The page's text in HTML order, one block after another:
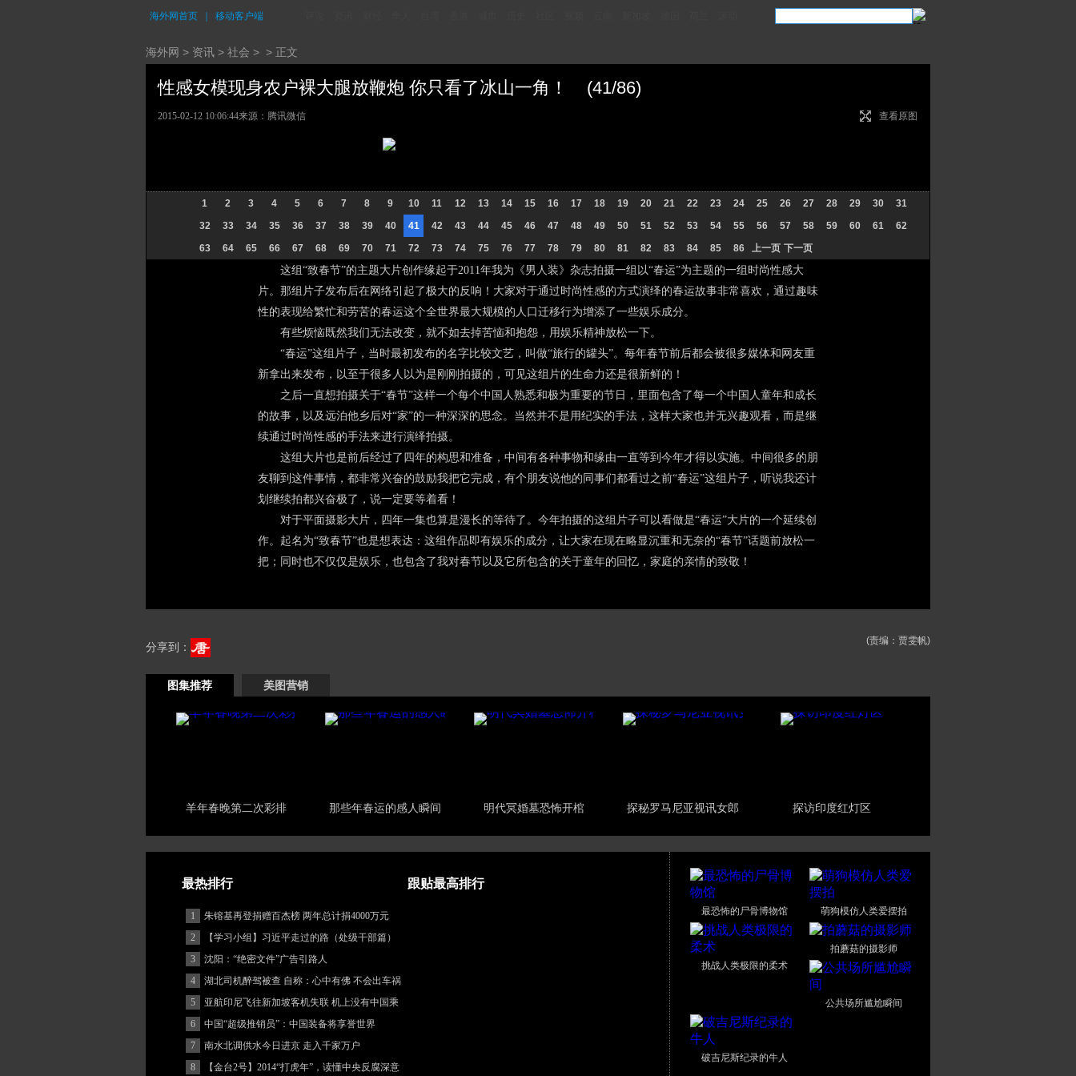
海外网首页 移动客户端
海外网 > 资讯 > 社会 > > 正文
性感女模现身农户裸大腿放鞭炮 你只看了冰山一角！ (41/86)
查看原图
2015-02-12 10:06:44来源：腾讯微信
1 2 3 4 5 6 7 8 9 10 11 12 13 14 15 16 17 18 19 20 21 22 23 24 25 26 27 28 29 30
31
32
33 34 35 36 37 38 39 40 41 42 43 44 45 46 47 48 49 50 51 52 53 54 55 56 57 58 59 60 61
62
63
64 65 66 67 68 69 70 71 72 73 74 75 76 77 78 79 80 81 82 83 84 85 86 上一页 下一页
这组“致春节”的主题大片创作缘起于2011年我为《男人装》杂志拍摄一组以“春运”为主题的一组时尚性感大
片。那组片子发布后在网络引起了极大的反响！大家对于通过时尚性感的方式演绎的春运故事非常喜欢，通过趣味
性的表现给繁忙和劳苦的春运这个全世界最大规模的人口迁移行为增添了一些娱乐成分。
有些烦恼既然我们无法改变，就不如去掉苦恼和抱怨，用娱乐精神放松一下。
“春运”这组片子，当时最初发布的名字比较文艺，叫做“旅行的罐头”。每年春节前后都会被很多媒体和网友重
新拿出来发布，以至于很多人以为是刚刚拍摄的，可见这组片的生命力还是很新鲜的！
之后一直想拍摄关于“春节”这样一个每个中国人熟悉和极为重要的节日，里面包含了每一个中国人童年和成长
的故事，以及远泊他乡后对“家”的一种深深的思念。当然并不是用纪实的手法，这样大家也并无兴趣观看，而是继
续通过时尚性感的手法来进行演绎拍摄。
这组大片也是前后经过了四年的构思和准备，中间有各种事物和缘由一直等到今年才得以实施。中间很多的朋
友聊到这件事情，都非常兴奋的鼓励我把它完成，有个朋友说他的同事们都看过之前“春运”这组片子，听说我还计
划继续拍都兴奋极了，说一定要等着看！
对于平面摄影大片，四年一集也算是漫长的等待了。今年拍摄的这组片子可以看做是“春运”大片的一个延续创
作。起名为“致春节”也是想表达：这组作品即有娱乐的成分，让大家在现在略显沉重和无奈的“春节”话题前放松一
把；同时也不仅仅是娱乐，也包含了我对春节以及它所包含的关于童年的回忆，家庭的亲情的致敬！
(责编：贾雯帆)
分享到：
图集推荐 美图营销
羊年春晚第二次彩排 那些年春运的感人瞬间 明代冥婚墓恐怖开棺 探秘罗马尼亚视讯女郎 探访印度红灯区
最热排行 跟贴最高排行
1
朱镕基再登捐赠百杰榜 两年总计捐4000万元
2
【学习小组】习近平走过的路（处级干部篇）
3
沈阳：“绝密文件”广告引路人
4
湖北司机醉驾被查 自称：心中有佛 不会出车祸
(图)
5
亚航印尼飞往新加坡客机失联 机上没有中国乘
客
6
中国“超级推销员”：中国装备将享誉世界
7
南水北调供水今日进京 走入千家万户
8
【金台2号】2014“打虎年”，读懂中央反腐深意
最恐怖的尸骨博物馆 萌狗模仿人类爱摆拍
挑战人类极限的柔术
拍蘑菇的摄影师
公共场所尴尬瞬间
破吉尼斯纪录的牛人